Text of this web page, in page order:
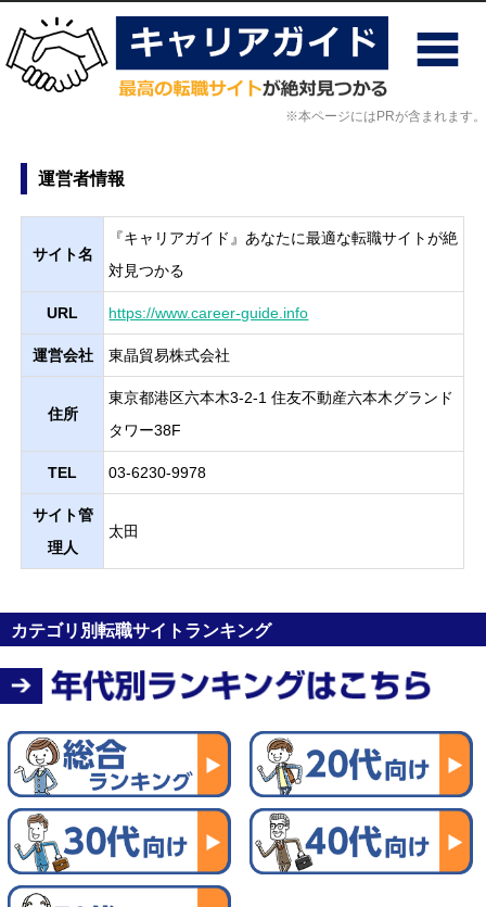
※本ページにはPRが含まれます。
運営者情報
サイト名
『キャリアガイド』あなたに最適な転職サイトが絶
対見つかる
URL https://www.career-guide.info
運営会社 東晶貿易株式会社
住所
東京都港区六本木3-2-1 住友不動産六本木グランド
タワー38F
TEL 03-6230-9978
サイト管
理人
太田
カテゴリ別転職サイトランキング